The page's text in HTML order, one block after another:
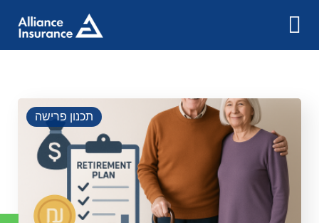
תכנון פרישה